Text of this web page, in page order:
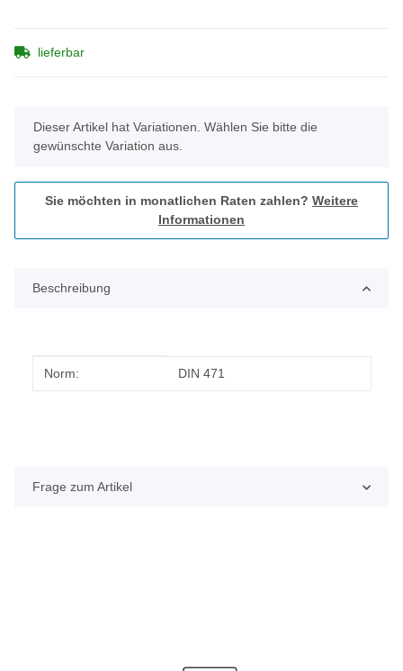
lieferbar
x
Dieser Artikel hat Variationen. Wählen Sie bitte die
gewünschte Variation aus.
Sie möchten in monatlichen Raten zahlen? Weitere
Informationen
Beschreibung
Produkteigenschaft
Wert
Norm: DIN 471
Frage zum Artikel